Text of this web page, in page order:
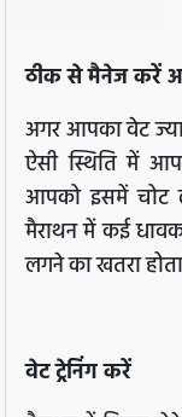
ठीक से मैनेज करें
अगर आपका वेट
ऐसी स्थिति में
आपको इसमें चोट
मैराथन में कई
लगने का खतरा
वेट ट्रेनिंग करें